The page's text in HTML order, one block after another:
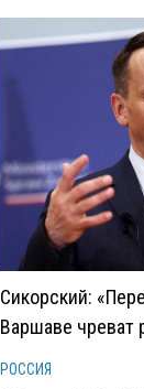
Сикорский:
Варшаве чреват
РОССИЯ